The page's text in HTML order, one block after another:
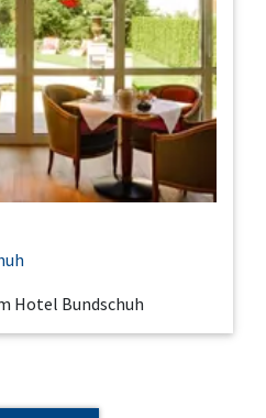
Hotel Bundschuh